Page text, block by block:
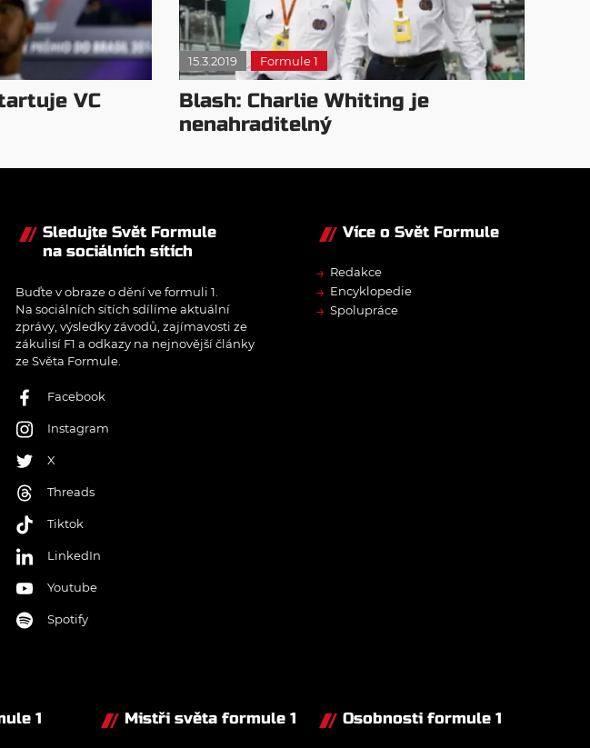
VC
15.3.2019 Formule 1
Blash: Charlie Whiting je
nenahraditelný
Sledujte Svět Formule
na sociálních sítích
Buďte v obraze o dění ve formuli 1.
Na sociálních sítích sdílíme aktuální
zprávy, výsledky závodů, zajímavosti ze
zákulisí F1 a odkazy na nejnovější články
ze Světa Formule.
Facebook
Instagram
X
Threads
Tiktok
LinkedIn
Youtube
Spotify
Více o Svět Formule
→ Redakce
→ Encyklopedie
→ Spolupráce
1 Mistři světa formule 1 Osobnosti formule 1